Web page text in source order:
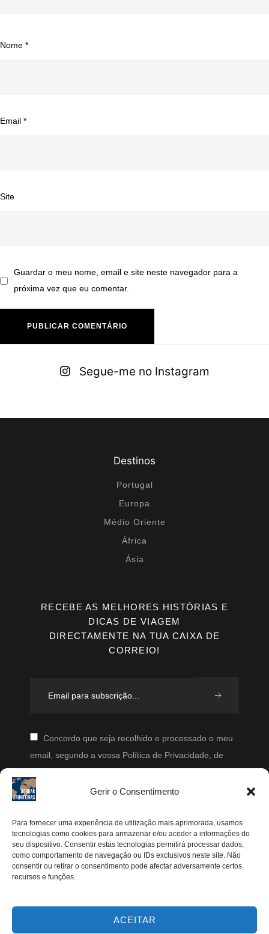
Gerir o Consentimento
Para fornecer uma experiência de utilização mais aprimorada, usamos
tecnologias como cookies para armazenar e/ou aceder a informações do
seu dispositivo. Consentir estas tecnologias permitirá processar dados,
como comportamento de navegação ou IDs exclusivos neste site. Não
consentir ou retirar o consentimento pode afectar adversamente certos
recursos e funções.
ACEITAR
Nome *
Email *
Site
Guardar o meu nome, email e site neste navegador para a
próxima vez que eu comentar.
n
Segue-me no Instagram
Destinos
Portugal
Europa
Médio Oriente
África
Ásia
RECEBE AS MELHORES HISTÓRIAS E
DICAS DE VIAGEM
DIRECTAMENTE NA TUA CAIXA DE
CORREIO!
Concordo que seja recolhido e processado o meu
email, segundo a vossa Política de Privacidade, de
modo a que posteriormente possam enviar-me emails
periodicamente.
Segue-me
Instagram
Pinterest
Youtube